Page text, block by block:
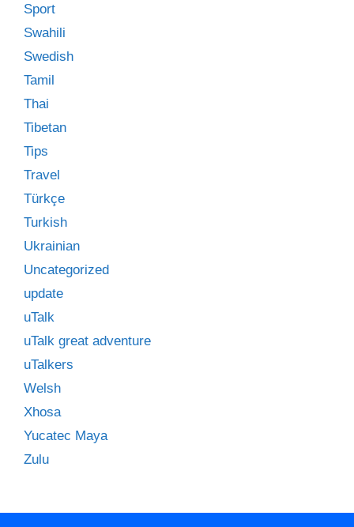
Sport
Swahili
Swedish
Tamil
Thai
Tibetan
Tips
Travel
Türkçe
Turkish
Ukrainian
Uncategorized
update
uTalk
uTalk great adventure
uTalkers
Welsh
Xhosa
Yucatec Maya
Zulu